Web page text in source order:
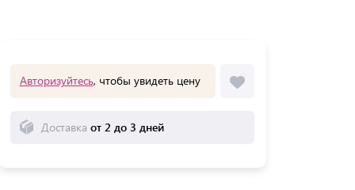
Авторизуйтесь, чтобы увидеть цену
Доставка от 2 до 3 дней